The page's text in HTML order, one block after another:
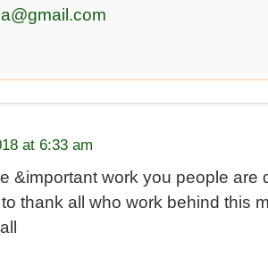
at 6:33 am
&important work you people are
thank all who work behind this